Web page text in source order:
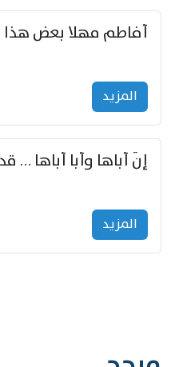
المزید
إنّ أباها وأبا أباها …
المزید